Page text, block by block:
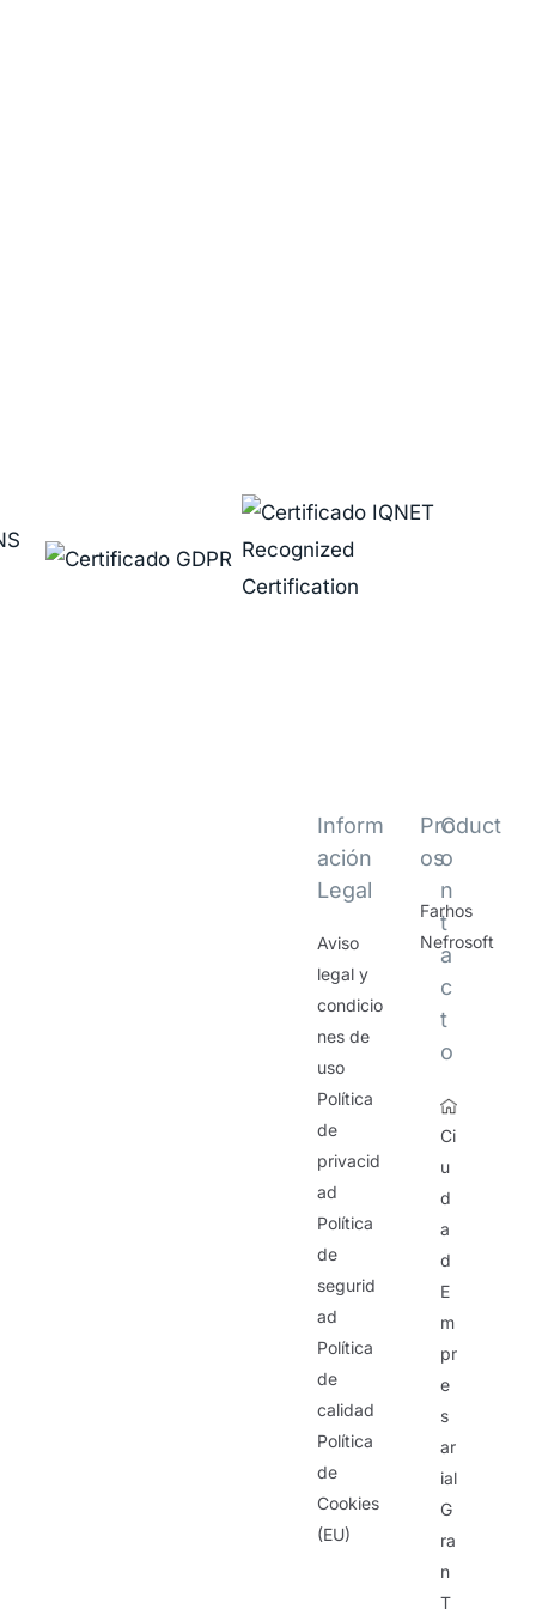
Inform
ación
Legal
Aviso
legal y
condicio
nes de
uso
Política
de
privacid
ad
Política
de
segurid
ad
Política
de
calidad
Política
de
Cookies
(EU)
Product
os
Farhos
Nefrosoft
C
o
n
t
a
c
t
o
Ci
u
d
a
d
E
m
pr
e
s
ar
ial
G
ra
n
T